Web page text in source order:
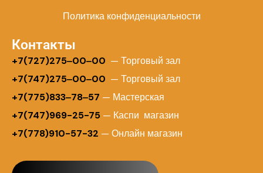
Политика конфиденциальности
Контакты
+7(727)275‒00‒00 — Торговый зал
+7(747)275‒00‒00 — Торговый зал
+7(775)833‒78‒57 — Мастерская
+7(747)969-25-75 — Каспи магазин
+7(778)910-57-32 — Онлайн магазин